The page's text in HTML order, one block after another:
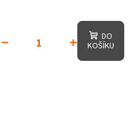
+
−
DO
KOŠÍKU